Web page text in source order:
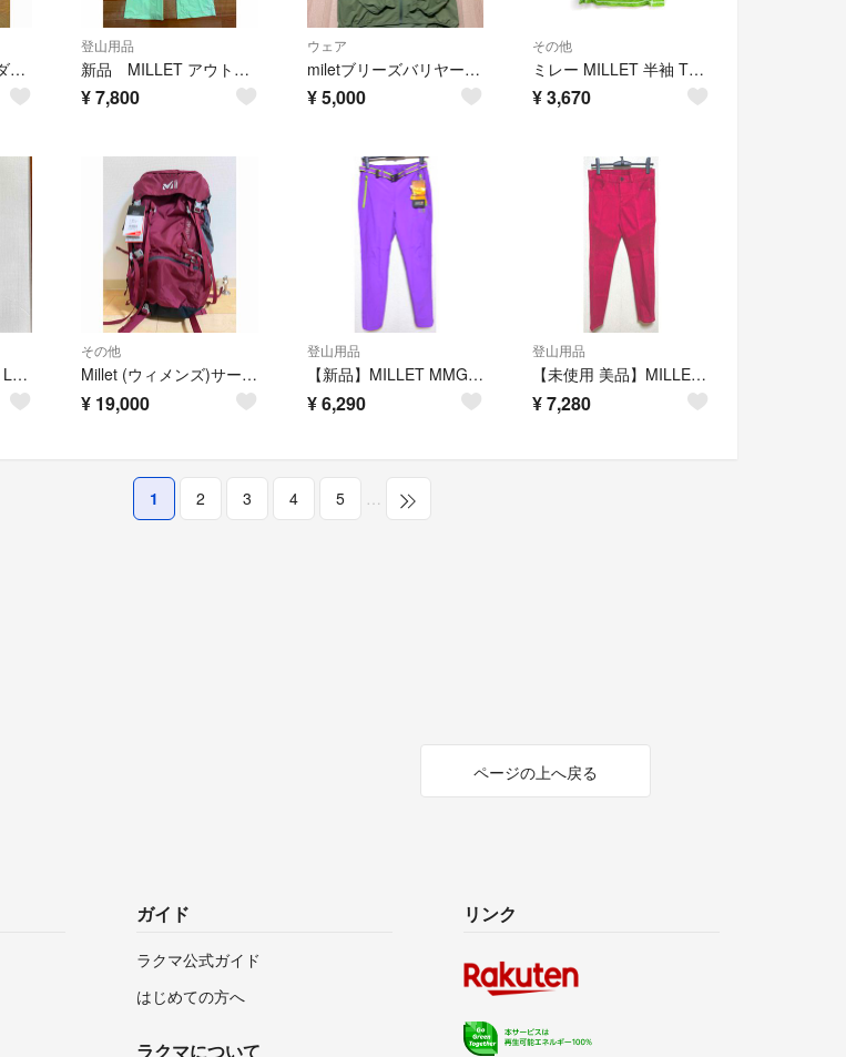
「美品」登山☆アンダーシャツ☆MILLET
登山用品
新品 MILLET アウトドアパンツ ライム ウエスト73cm
¥7,800
ウェア
miletブリーズバリヤーワイルダーライトジャケット レディース
¥5,000
その他
ミレー MILLET 半袖 Tシャツ カットソー 丸首 アウトドアウエア M 緑
¥3,670
ミレー ゴアテックス Lサイズ パンツ GORE-TEX MILLET
その他
Millet (ウィメンズ)サース フェー 40+5 LD VELVET RED
¥ 19,000
登山用品
【新品】MILLET MMGSP562登山パンツM紫 1個
¥6,290
登山用品
【未使用 美品】MILLET バイカーパンツ 赤 S ストレッチ 1個
¥7,280
1 2 3 4 5 …
ページの上へ戻る
ガイド
ラクマ公式ガイド
はじめての方へ
ラクマについて
リンク